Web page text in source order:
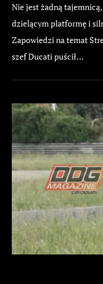
Nie jest żadną
dzielącym platformę i
Zapowiedzi na temat
szef Ducati puścił…